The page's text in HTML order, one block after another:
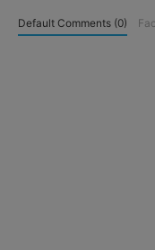
Default Comments (0)